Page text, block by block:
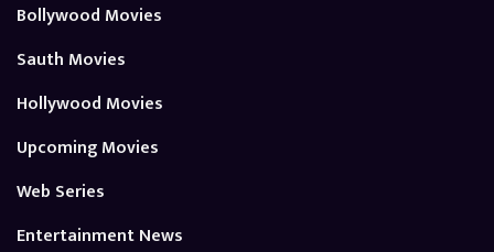
Bollywood Movies
Sauth Movies
Hollywood Movies
Upcoming Movies
Web Series
Entertainment News